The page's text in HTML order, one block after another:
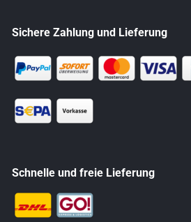
Sichere Zahlung und Lieferung
Schnelle und freie Lieferung